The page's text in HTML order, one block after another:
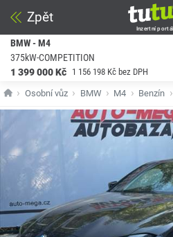
Zpět
Inzertní portál
BMW - M4
375kW-COMPETITION
1 399 000 Kč 1 156 198 Kč bez DPH
Osobní vůz BMW M4 Benzín